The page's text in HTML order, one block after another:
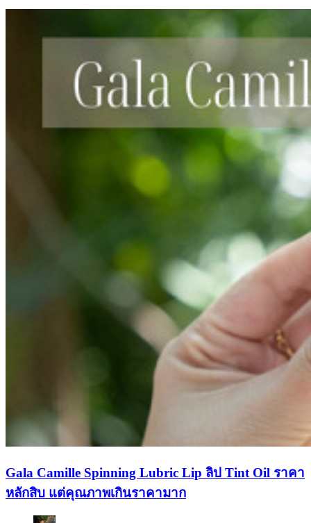
Gala Camille Spinning Lubric Lip ลิป Tint Oil ราคา
หลักสิบ แต่คุณภาพเกินราคามาก